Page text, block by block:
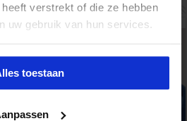
verstrekt of die ze hebben
uw gebruik van hun services.
toestaan